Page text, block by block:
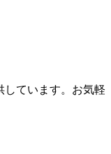
しています。お気軽